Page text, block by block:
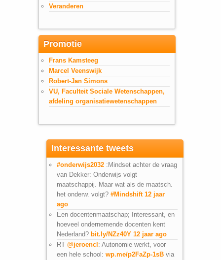
Veranderen
Promotie
Frans Kamsteeg
Marcel Veenswijk
Robert-Jan Simons
VU, Faculteit Sociale Wetenschappen,
afdeling organisatiewetenschappen
Interessante tweets
#onderwijs2032 :Mindset achter de vraag
van Dekker: Onderwijs volgt
maatschappij. Maar wat als de maatsch.
het onderw. volgt? #Mindshift 12 jaar
ago
Een docentenmaatschap; Interessant, en
hoeveel ondernemende docenten kent
Nederland? bit.ly/NZz40Y 12 jaar ago
RT @jeroencl: Autonomie werkt, voor
een hele school: wp.me/p2FaZp-1sB via